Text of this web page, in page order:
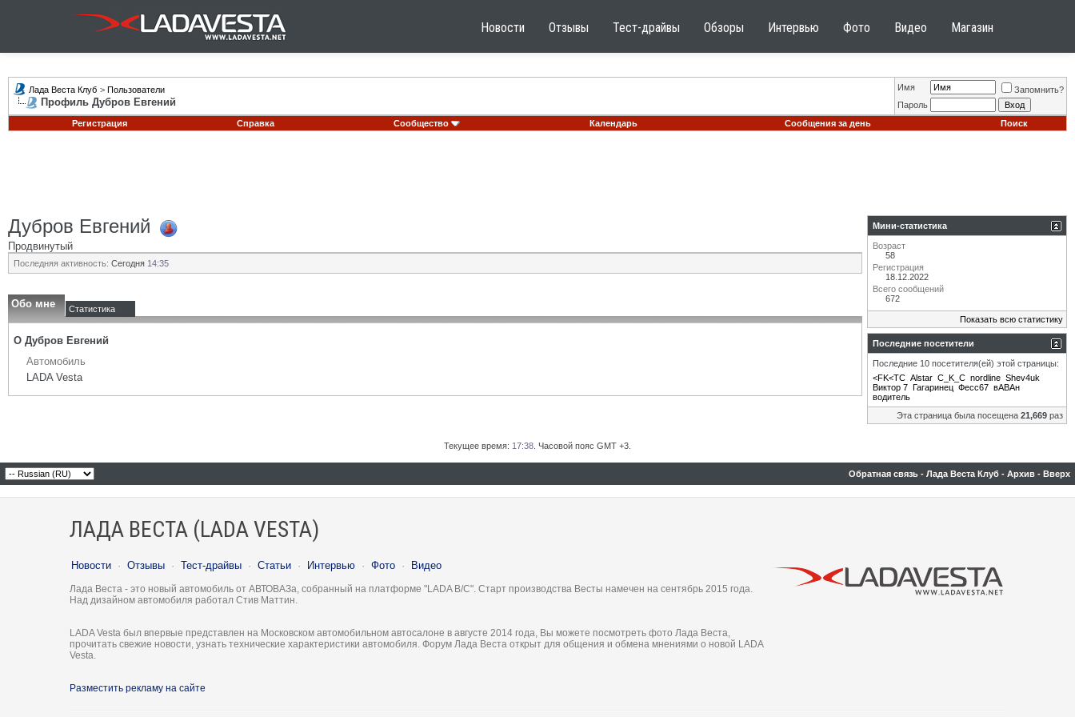
Новости Отзывы Тест-драйвы Обзоры Интервью Фото Видео Магазин
Лада Веста Клуб > Пользователи
Профиль Дубров Евгений
Имя
Запомнить?
Пароль
Регистрация
Справка Сообщество Календарь Сообщения за день Поиск
Дубров Евгений
Продвинутый
Последняя активность: Сегодня 14:35
Обо мне Статистика
О Дубров Евгений
Автомобиль
LADA Vesta
Мини-статистика
Возраст
58
Регистрация
18.12.2022
Всего сообщений
672
Показать всю статистику
Последние посетители
Последние 10 посетителя(ей) этой страницы:
<FK<TC Alstar C_K_C nordline Shev4uk
Виктор 7 Гагаринец Фесс67 вАВАн
водитель
Эта страница была посещена 21,669 раз
Текущее время: 17:38 . Часовой пояс GMT +3.
Обратная связь - Лада Веста Клуб - Архив - Вверх
ЛАДА ВЕСТА (LADA VESTA)
Новости · Отзывы · Тест-драйвы · Статьи · Интервью · Фото · Видео
Лада Веста - это новый автомобиль от АВТОВАЗа, собранный на платформе "LADA B/C". Старт производства Весты намечен на сентябрь 2015 года.
Над дизайном автомобиля работал Стив Маттин.
LADA Vesta был впервые представлен на Московском автомобильном автосалоне в августе 2014 года, Вы можете посмотреть фото Лада Веста,
прочитать свежие новости, узнать технические характеристики автомобиля. Форум Лада Веста открыт для общения и обмена мнениями о новой LADA
Vesta.
Разместить рекламу на сайте